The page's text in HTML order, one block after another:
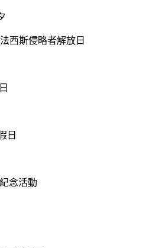
西斯侵略者解放日
日
念活動